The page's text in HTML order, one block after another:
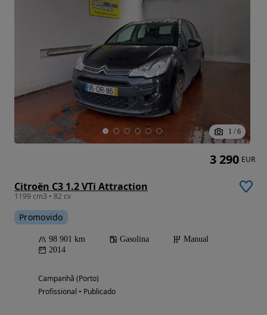
1 / 6
Citroën C3 1.2 VTi Attraction
1199 cm3 • 82 cv
Promovido
98 901 km Gasolina
Manual
2014
Campanhã (Porto)
Profissional • Publicado
3 290 EUR